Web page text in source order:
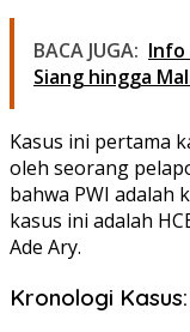
BACA JUGA: Info
Siang hingga
Kasus ini pertama
oleh seorang
bahwa PWI adalah
kasus ini adalah
Ade Ary.
Kronologi Kasus: